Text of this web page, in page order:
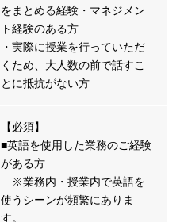
をまとめる経験・マネジメン
ト経験のある方
・実際に授業を行っていただ
くため、大人数の前で話すこ
とに抵抗がない方
【必須】
■英語を使用した業務のご経験
がある方
※業務内・授業内で英語を
使うシーンが頻繁にありま
す。